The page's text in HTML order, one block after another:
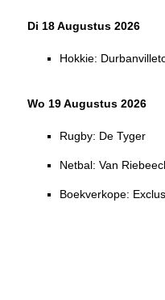
Di 18 Augustus 2026
Hokkie:
Wo 19 Augustus 2026
Rugby: De Tyger
Netbal: Van
Boekverkope: